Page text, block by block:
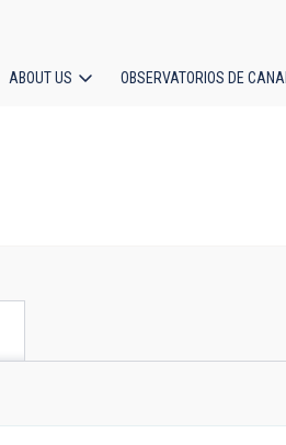
ABOUT US OBSERVATORIOS DE